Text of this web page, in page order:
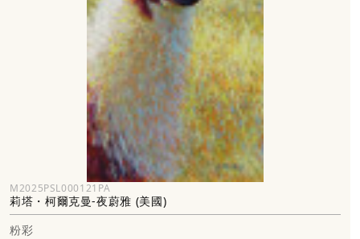
M2025PSL000121PA
莉塔・柯爾克曼-夜蔚雅 (美國)
粉彩